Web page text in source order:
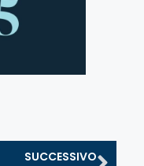
SUCCESSIVO